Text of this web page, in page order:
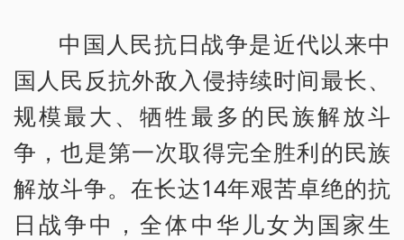
中国人民抗日战争是近代以来中
国人民反抗外敌入侵持续时间最长、
规模最大、牺牲最多的民族解放斗
争，也是第一次取得完全胜利的民族
解放斗争。在长达14年艰苦卓绝的抗
日战争中，全体中华儿女为国家生